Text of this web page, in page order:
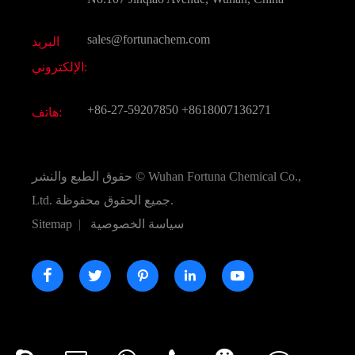
الكيميائية CAS
جميع المواد الكيميائية غرامة
البريد
الإلكتروني:
sales@fortunachem.com
هاتف: +86-27-59207850 +8618007136271
حقوق الطبع والنشر © Wuhan Fortuna Chemical Co.,
Ltd.
جميع الحقوق محفوظة.
Sitemap | سياسة الخصوصية
    